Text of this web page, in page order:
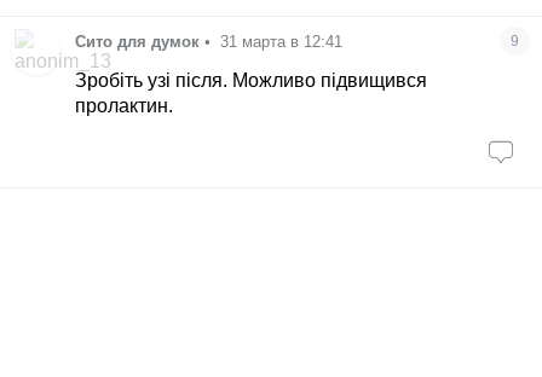
Сито для думок • 31 марта в 12:41 9
Зробіть узі після. Можливо підвищився
пролактин.